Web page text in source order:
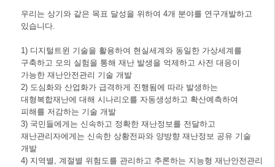
우리는 상기와 같은 목표 달성을 위하여 4개 분야를 연구개발하고
있습니다.
1) 디지털트윈 기술을 활용하여 현실세계와 동일한 가상세계를
구축하고 모의 실험을 통해 재난 발생을 억제하고 사전 대응이
가능한 재난안전관리 기술 개발
2) 도심화와 산업화가 급격하게 진행됨에 따라 발생하는
대형복합재난에 대해 시나리오를 자동생성하고 확산예측하여
피해를 저감하는 기술 개발
3) 국민들에게는 신속하고 정확한 재난정보를 전달하고
재난관리자에게는 신속한 상황전파와 양방향 재난정보 공유 기술
개발
4) 지역별, 계절별 위험도를 관리하고 추론하는 지능형 재난안전관리